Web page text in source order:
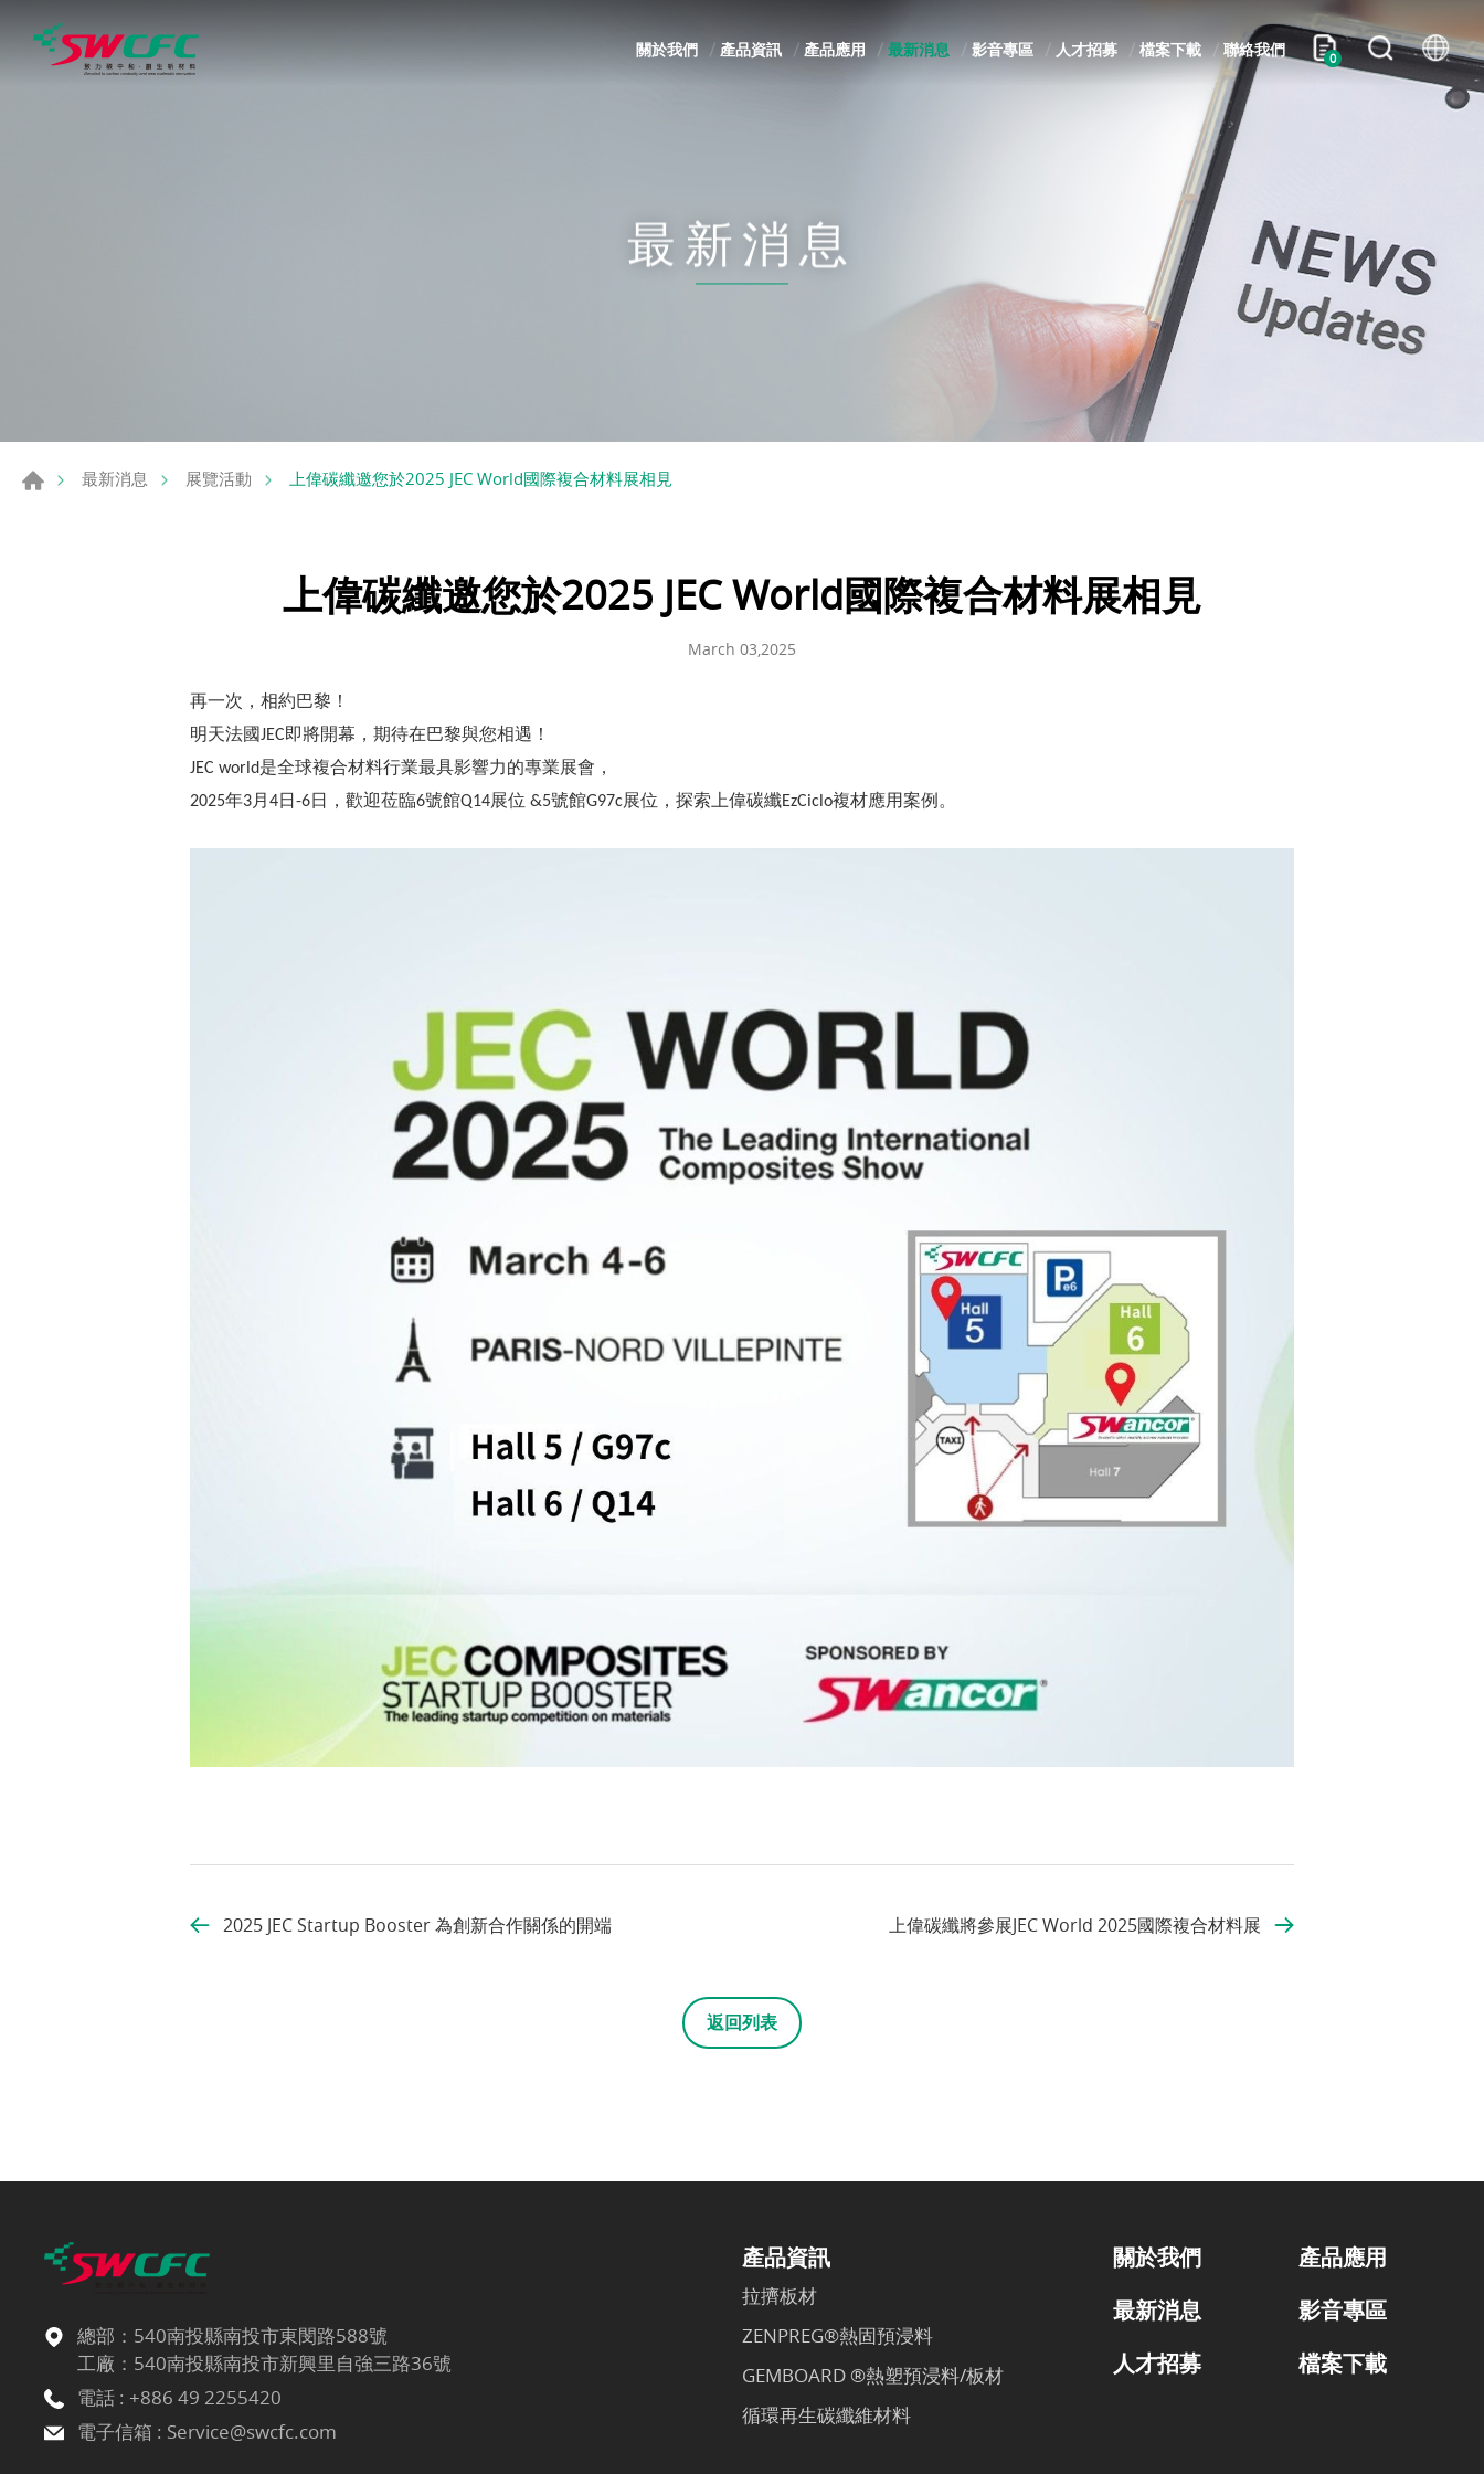
關於我們 產品資訊 產品應用 最新消息 影音專區 人才招募 檔案下載 聯絡我們 0
最新消息
最新消息 展覽活動 上偉碳纖邀您於2025 JEC World國際複合材料展相見
上偉碳纖邀您於2025 JEC World國際複合材料展相見
March 03,2025
再一次，相約巴黎！
明天法國JEC即將開幕，期待在巴黎與您相遇！
JEC world是全球複合材料行業最具影響力的專業展會，
2025年3月 4日 -6日，歡迎莅臨6號館Q14展位 &5號館G97c展位，探索上偉碳纖EzCiclo複材應用案例。
2025 JEC Startup Booster 為創新合作關係的開端 上偉碳纖將參展JEC World 2025國際複合材料展
返回列表
產品資訊
拉擠板材
ZENPREG®熱固預浸料
GEMBOARD ®熱塑預浸料/板材
循環再生碳纖維材料
關於我們
產品應用
最新消息
影音專區
人才招募
檔案下載
總部：540南投縣南投市東閔路588號
工廠：540南投縣南投市新興里自強三路36號
電話 : +886 49 2255420
電子信箱 : Service@swcfc.com